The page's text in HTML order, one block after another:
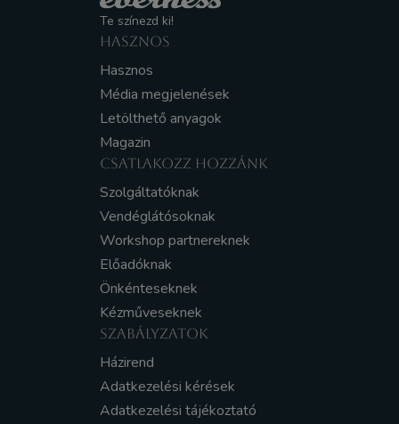
Te színezd ki!
HASZNOS
Hasznos
Média megjelenések
Letölthető anyagok
Magazin
CSATLAKOZZ HOZZÁNK
Szolgáltatóknak
Vendéglátósoknak
Workshop partnereknek
Előadóknak
Önkénteseknek
Kézműveseknek
SZABÁLYZATOK
Házirend
Adatkezelési kérések
Adatkezelési tájékoztató